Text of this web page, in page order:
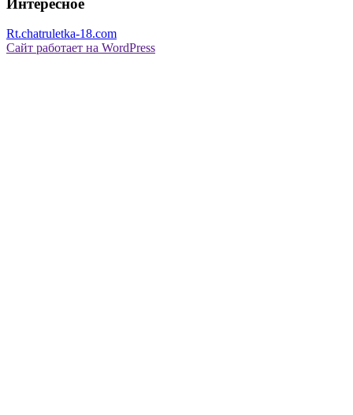
Rt.chatruletka-18.com
Сайт работает на WordPress